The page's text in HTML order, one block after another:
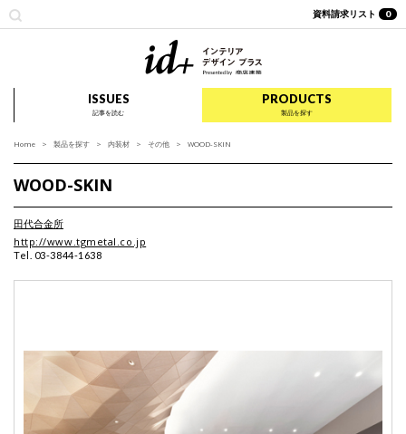
資料請求リスト 0
ISSUES
記事を読む
PRODUCTS
製品を探す
Home 製品を探す 内装材 その他 WOOD-SKIN
WOOD-SKIN
田代合金所
http://www.tgmetal.co.jp
Tel. 03-3844-1638